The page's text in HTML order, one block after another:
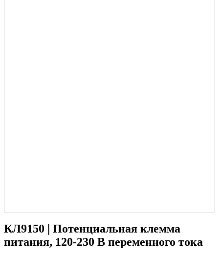
КЛ9150 | Потенциальная клемма
питания, 120-230 В переменного тока